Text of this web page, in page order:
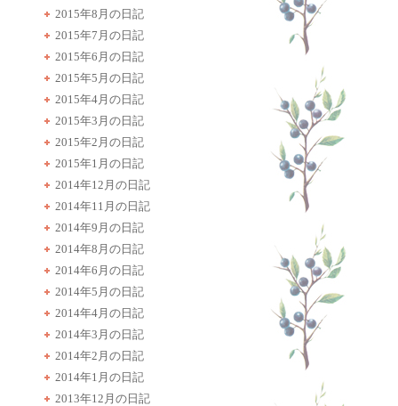
2015年8月の日記
2015年7月の日記
2015年6月の日記
2015年5月の日記
2015年4月の日記
2015年3月の日記
2015年2月の日記
2015年1月の日記
2014年12月の日記
2014年11月の日記
2014年9月の日記
2014年8月の日記
2014年6月の日記
2014年5月の日記
2014年4月の日記
2014年3月の日記
2014年2月の日記
2014年1月の日記
2013年12月の日記